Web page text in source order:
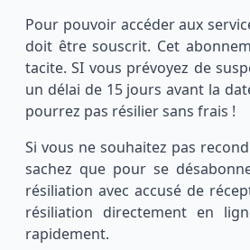
Pour pouvoir accéder aux
doit être souscrit. Cet
tacite. SI vous prévoyez de
un délai de 15 jours avant la
pourrez pas résilier sans frais !
Si vous ne souhaitez pas
sachez que pour se
résiliation avec accusé de
résiliation directement en
rapidement.